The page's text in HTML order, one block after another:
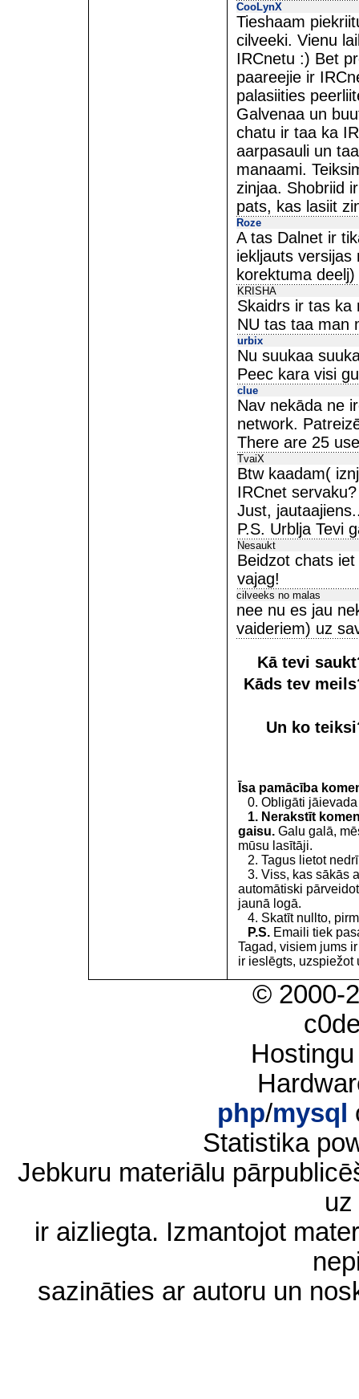
CooLynX
Tieshaam
cilveeki. Vienu
IRCnetu :) Bet
paareejie ir
palasiities
Galvenaa un
chatu ir taa ka
aarpasauli un
manaami.
zinjaa. Shobriid
pats, kas lasiit
Roze
A tas Dalnet ir
iekljauts
korektuma
KRISHA
Skaidrs ir tas ka
NU tas taa man
urbix
Nu suukaa
Peec kara visi
clue
Nav nekāda ne
network.
There are 25
TvaiX
Btw kaadam(
IRCnet
Just,
P.S. Urblja Tevi
Nesaukt
Beidzot chats
vajag!
cilveeks no malas
nee nu es jau
vaideriem) uz
Kā tevi
Kāds tev
Un ko
Īsa pamācība
0. Obligāti jāievada
1. Nerakstīt
gaisu. Galu galā,
mūsu lasītāji.
2. Tagus lietot
3. Viss, kas sākās
automātiski
jaunā logā.
4. Skatīt nullto,
P.S. Emaili tiek
Tagad, visiem jums
ir ieslēgts, uzspiežot
© 2000-
php/mysql
Statistika
Jebkuru materiālu
ir aizliegta. Izmantojot
sazināties ar autoru un